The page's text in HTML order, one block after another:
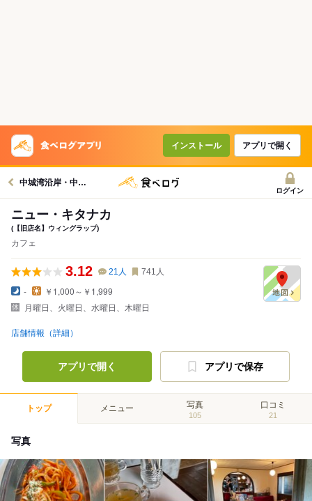
インストール アプリで開く
中城湾沿岸・中城・西原グルメへ
ログイン
ニュー・キタナカ
(【旧店名】ウィングラップ)
カフェ
3.12 21 人 741 人
-
￥1,000～￥1,999
月曜日、火曜日、水曜日、木曜日
店舗情報（詳細）
アプリで開く アプリで保存
トップ メニュー 写真
105
口コミ
21
写真